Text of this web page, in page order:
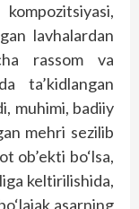
lavhalardan
rassom va
ta’kidlangan
muhimi, badiiy
mehri sezilib
ob’ekti bo‘lsa,
keltirilishida,
asarning